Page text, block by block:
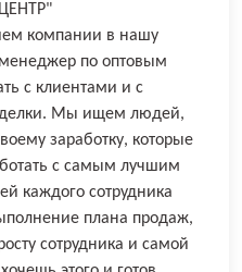
компании в нашу
по оптовым
с клиентами и с
Мы ищем людей,
заработку, которые
с самым лучшим
каждого сотрудника
плана продаж,
сотрудника и самой